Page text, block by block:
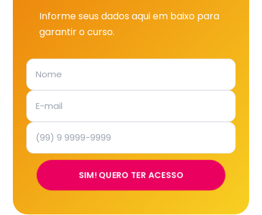
Informe seus dados aqui em baixo para
garantir o curso.
SIM! QUERO TER ACESSO